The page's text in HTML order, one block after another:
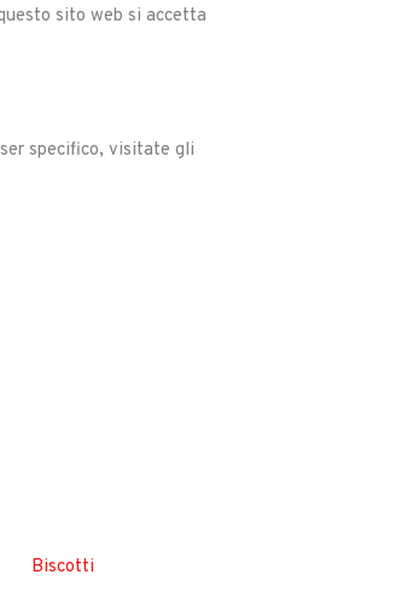
sito web si accetta
specifico, visitate gli
Biscotti